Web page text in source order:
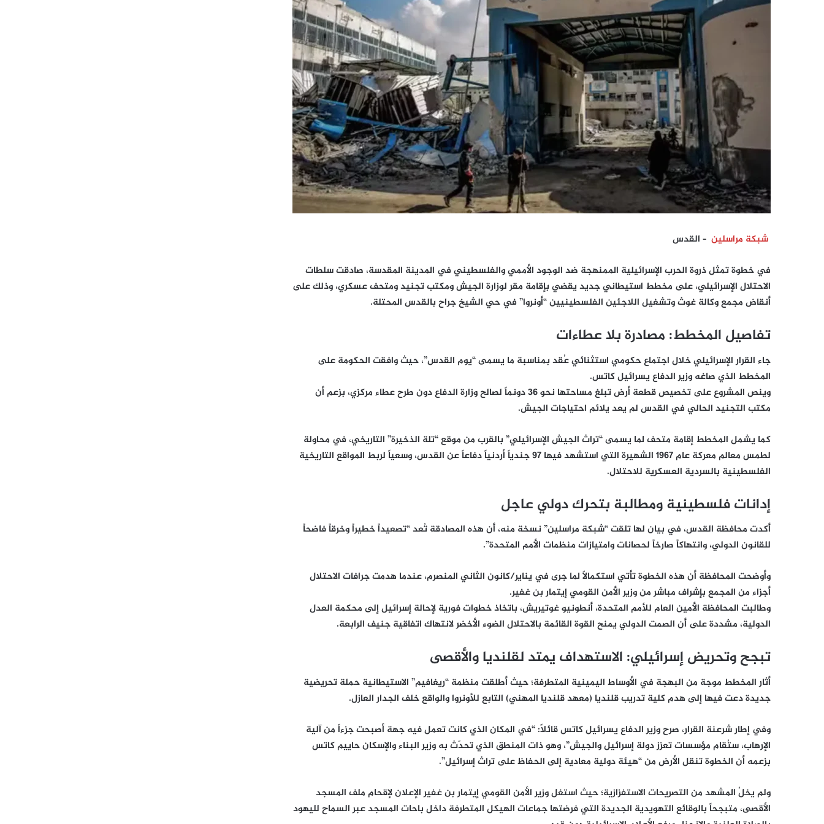
شبكة مراسلين – القدس
في خطوة تمثل ذروة الحرب الإسرائيلية الممنهجة ضد الوجود الأممي والفلسطيني في المدينة المقدسة، صادقت سلطات
الاحتلال الإسرائيلي، على مخطط استيطاني جديد يقضي بإقامة مقر لوزارة الجيش ومكتب تجنيد ومتحف عسكري، وذلك على
أنقاض مجمع وكالة غوث وتشغيل اللاجئين الفلسطينيين “أونروا” في حي الشيخ جراح بالقدس المحتلة.
تفاصيل المخطط: مصادرة بلا عطاءات
جاء القرار الإسرائيلي خلال اجتماع حكومي استثنائي عُقد بمناسبة ما يسمى “يوم القدس”، حيث وافقت الحكومة على
المخطط الذي صاغه وزير الدفاع يسرائيل كاتس.
وينص المشروع على تخصيص قطعة أرض تبلغ مساحتها نحو36 دونماً
لصالح وزارة الدفاع دون طرح عطاء مركزي، بزعم أن
مكتب التجنيد الحالي في القدس لم يعد يلائم احتياجات الجيش.
كما يشمل المخطط إقامة متحف لما يسمى “تراث الجيش الإسرائيلي” بالقرب من موقع“تلة الذخيرة” التاريخي، في محاولة
لطمس معالم معركة عام 1967 الشهيرة التي استشهد فيها 97 جندياً أردنياً دفاعاً عن القدس، وسعياً لربط المواقع التاريخية
الفلسطينية بالسردية العسكرية للاحتلال.
إدانات فلسطينية ومطالبة بتحرك دولي عاجل
أكدت محافظة القدس، في بيان لها تلقت“شبكة مراسلين” نسخة منه، أن هذه المصادقة تُعد “تصعيداً خطيراً وخرقاً فاضحاً
للقانون الدولي، وانتهاكاً صارخاً لحصانات وامتيازات منظمات الأمم المتحدة”.
وأوضحت المحافظة أن هذه الخطوة تأتي استكمالاً لما جرى في يناير/كانون الثاني المنصرم، عندما هدمت جرافات الاحتلال
أجزاء من المجمع بإشراف مباشر من وزير الأمن القومي إيتمار بن غفير.
وطالبت المحافظة الأمين العام للأمم المتحدة، أنطونيو غوتيريش، باتخاذ خطوات فورية لإحالة إسرائيل إلى محكمة العدل
الدولية، مشددة على أن الصمت الدولي يمنح القوة القائمة بالاحتلال الضوء الأخضر لانتهاك اتفاقية جنيف الرابعة.
تبجح وتحريض إسرائيلي: الاستهداف يمتد لقلنديا والأقصى
أثار المخطط موجة من البهجة في الأوساط اليمينية المتطرفة؛ حيث أطلقت منظمة “ريغافيم” الاستيطانية حملة تحريضية
جديدة دعت فيها إلى هدم كلية تدريب قلنديا (معهد قلنديا المهني) التابع للأونروا والواقع خلف الجدار العازل.
وفي إطار شرعنة القرار، صرح وزير الدفاع يسرائيل كاتس قائلاً: “في المكان الذي كانت تعمل فيه جهة أصبحت جزءاً من آلية
الإرهاب، ستُقام مؤسسات تعزز دولة إسرائيل والجيش”، وهو ذات المنطق الذي تحدّث به وزير البناء والإسكان حاييم كاتس
بزعمه أن الخطوة تنقل الأرض من “هيئة دولية معادية إلى الحفاظ على تراث إسرائيل”.
ولم يخلُ المشهد من التصريحات الاستفزازية؛ حيث استغل وزير الأمن القومي إيتمار بن غفير الإعلان لإقحام ملف المسجد
الأقصى، متبجحاً بالوقائع التهويدية الجديدة التي فرضتها جماعات الهيكل المتطرفة داخل باحات المسجد عبر السماح لليهود